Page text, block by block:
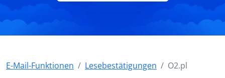
E-Mail-Funktionen Lesebestätigungen O2.pl